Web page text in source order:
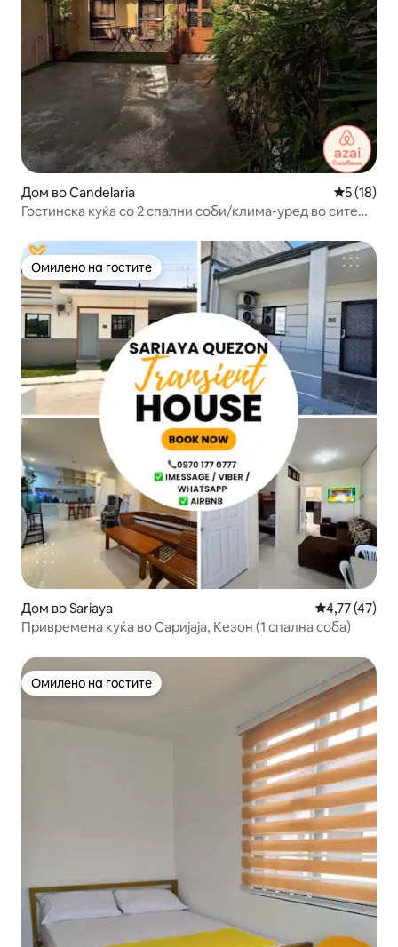
Дом во Candelaria Просечна
5 (18)
Гостинска куќа со 2 спални соби/клима-уред во сите
попреченост
Омилено на гостите
Омилено на гостите
Дом во Sariaya Просечна
4,77 (47)
Привремена куќа во Саријаја, Кезон (1 спална соба)
Омилено на гостите
Омилено на гостите